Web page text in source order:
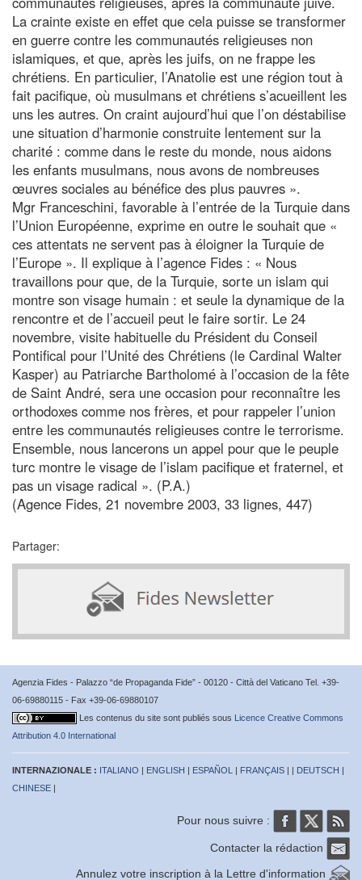
La crainte existe en effet que cela puisse se transformer
en guerre contre les communautés religieuses non
islamiques, et que, après les juifs, on ne frappe les
chrétiens. En particulier, l’Anatolie est une région tout à
fait pacifique, où musulmans et chrétiens s’acueillent les
uns les autres. On craint aujourd’hui que l’on déstabilise
une situation d’harmonie construite lentement sur la
charité : comme dans le reste du monde, nous aidons
les enfants musulmans, nous avons de nombreuses
œuvres sociales au bénéfice des plus pauvres ».
Mgr Franceschini, favorable à l’entrée de la Turquie dans
l’Union Européenne, exprime en outre le souhait que «
ces attentats ne servent pas à éloigner la Turquie de
l’Europe ». Il explique à l’agence Fides : « Nous
travaillons pour que, de la Turquie, sorte un islam qui
montre son visage humain : et seule la dynamique de la
rencontre et de l’accueil peut le faire sortir. Le 24
novembre, visite habituelle du Président du Conseil
Pontifical pour l’Unité des Chrétiens (le Cardinal Walter
Kasper) au Patriarche Bartholomé à l’occasion de la fête
de Saint André, sera une occasion pour reconnaître les
orthodoxes comme nos frères, et pour rappeler l’union
entre les communautés religieuses contre le terrorisme.
Ensemble, nous lancerons un appel pour que le peuple
turc montre le visage de l’islam pacifique et fraternel, et
pas un visage radical ». (P.A.)
(Agence Fides, 21 novembre 2003, 33 lignes, 447)
Partager:
Agenzia Fides - Palazzo “de Propaganda Fide” - 00120 - Città del Vaticano Tel. +39-
06-69880115 - Fax +39-06-69880107
Les contenus du site sont publiés sous Licence Creative Commons
Attribution 4.0 International
INTERNAZIONALE : ITALIANO | ENGLISH | ESPAÑOL | FRANÇAIS | | DEUTSCH |
CHINESE |
Pour nous suivre :
Contacter la rédaction
Annulez votre inscription à la Lettre d'information